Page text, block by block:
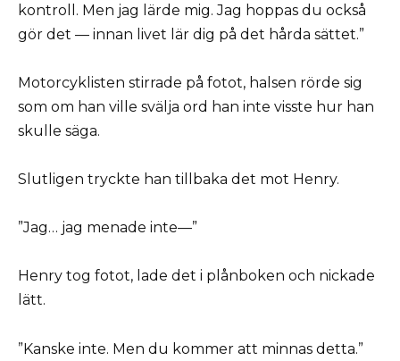
kontroll. Men jag lärde mig. Jag hoppas du också
gör det — innan livet lär dig på det hårda sättet.”
Motorcyklisten stirrade på fotot, halsen rörde sig
som om han ville svälja ord han inte visste hur han
skulle säga.
Slutligen tryckte han tillbaka det mot Henry.
”Jag… jag menade inte—”
Henry tog fotot, lade det i plånboken och nickade
lätt.
”Kanske inte. Men du kommer att minnas detta.”